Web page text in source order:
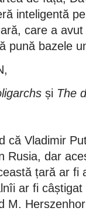
inteligentă
care a
pună bazele
și The
că Vladimir
Rusia, dar
țară ar fi
ar fi
M.